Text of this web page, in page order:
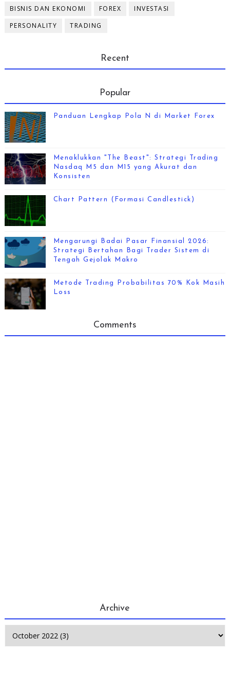
BISNIS DAN EKONOMI FOREX
INVESTASI
PERSONALITY
TRADING
Recent
Popular
Panduan Lengkap Pola N di Market Forex
Menaklukkan "The Beast": Strategi Trading
Nasdaq M5 dan M15 yang Akurat dan
Konsisten
Chart Pattern (Formasi Candlestick)
Mengarungi Badai Pasar Finansial 2026:
Strategi Bertahan Bagi Trader Sistem di
Tengah Gejolak Makro
Metode Trading Probabilitas 70% Kok Masih
Loss
Comments
Archive